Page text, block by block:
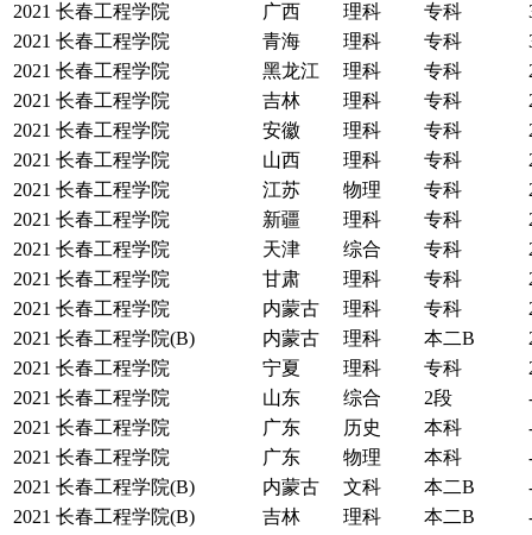
2021 长春工程学院 广西 理科 专科
2021 长春工程学院 青海 理科 专科
2021 长春工程学院 黑龙江 理科 专科
2021 长春工程学院 吉林 理科 专科
2021 长春工程学院 安徽 理科 专科
2021 长春工程学院 山西 理科 专科
2021 长春工程学院 江苏 物理 专科
2021 长春工程学院 新疆 理科 专科
2021 长春工程学院 天津 综合 专科
2021 长春工程学院 甘肃 理科 专科
2021 长春工程学院 内蒙古 理科 专科
2021 长春工程学院(B) 内蒙古 理科 本二B
2021 长春工程学院 宁夏 理科 专科
2021 长春工程学院 山东 综合 2段
2021 长春工程学院 广东 历史 本科
2021 长春工程学院 广东 物理 本科
2021 长春工程学院(B) 内蒙古 文科 本二B
2021 长春工程学院(B) 吉林 理科 本二B